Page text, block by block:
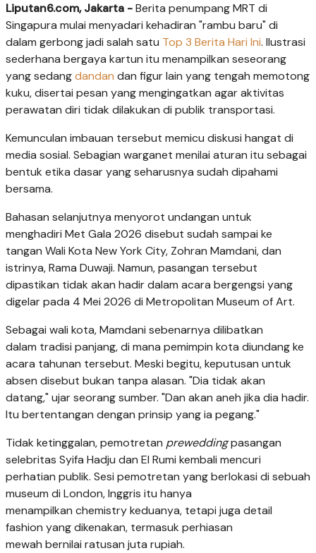
Liputan6.com, Jakarta -Berita penumpang MRT di
Singapura mulai menyadari kehadiran "rambu baru" di
dalam gerbong jadi salah satu Top 3 Berita Hari Ini. Ilustrasi
sederhana bergaya kartun itu menampilkan seseorang
yang sedangdandan dan figur lain yang tengah memotong
kuku, disertai pesan yang mengingatkan agar aktivitas
perawatan diri tidak dilakukan di publik transportasi.
Kemunculan imbauan tersebut memicu diskusi hangat di
media sosial. Sebagian warganet menilai aturan itu sebagai
bentuk etika dasar yang seharusnya sudah dipahami
bersama.
Bahasan selanjutnya menyorot undangan untuk
menghadiri Met Gala 2026 disebut sudah sampai ke
tangan Wali Kota New York City, Zohran Mamdani, dan
istrinya, Rama Duwaji. Namun, pasangan tersebut
dipastikan tidak akan hadir dalam acara bergengsi yang
digelar pada 4 Mei 2026 di Metropolitan Museum of Art.
Sebagai wali kota, Mamdani sebenarnya dilibatkan
dalam tradisi panjang, di mana pemimpin kota diundang ke
acara tahunan tersebut. Meski begitu, keputusan untuk
absen disebut bukan tanpa alasan. "Dia tidak akan
datang," ujar seorang sumber. "Dan akan aneh jika dia hadir.
Itu bertentangan dengan prinsip yang ia pegang."
Tidak ketinggalan, pemotretan preweddingpasangan
selebritas Syifa Hadju dan El Rumi kembali mencuri
perhatian publik. Sesi pemotretan yang berlokasi di sebuah
museum di London, Inggris itu hanya
menampilkan chemistry keduanya, tetapi juga detail
fashion yang dikenakan, termasuk perhiasan
mewah bernilai ratusan juta rupiah.